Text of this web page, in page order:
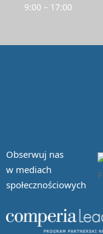
9:00 – 17:00
Obserwuj nas
w mediach
społecznościowych